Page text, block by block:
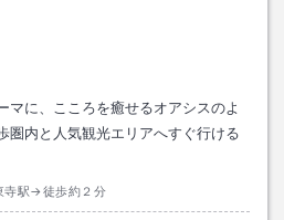
マに、こころを癒せるオアシスのよ
圏内と人気観光エリアへすぐ行ける
寺駅→徒歩約２分